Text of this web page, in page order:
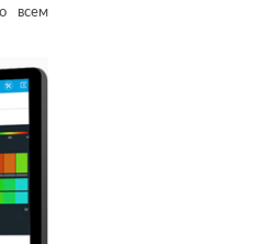
всем